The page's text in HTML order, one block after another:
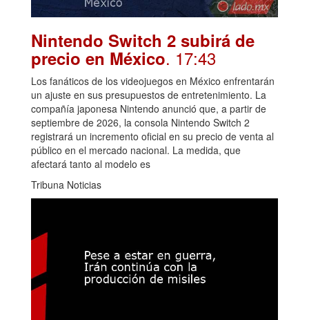
Nintendo Switch 2 subirá de
precio en México. 17:43
Los fanáticos de los videojuegos en México enfrentarán
un ajuste en sus presupuestos de entretenimiento. La
compañía japonesa Nintendo anunció que, a partir de
septiembre de 2026, la consola Nintendo Switch 2
registrará un incremento oficial en su precio de venta al
público en el mercado nacional. La medida, que
afectará tanto al modelo es
Tribuna Noticias